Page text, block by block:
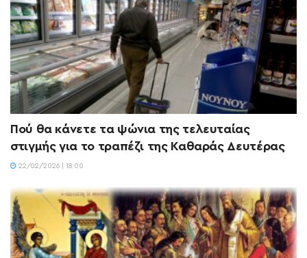
Πού θα κάνετε τα ψώνια της τελευταίας
στιγμής για το τραπέζι της Καθαράς Δευτέρας
22/02/2026 | 18:00